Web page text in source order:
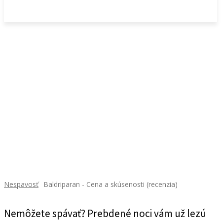
Nespavosť Baldriparan - Cena a skúsenosti (recenzia)
Nemôžete spávať? Prebdené noci vám už lezú